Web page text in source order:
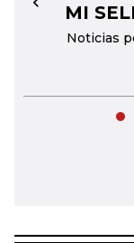
MI
Noticias
←